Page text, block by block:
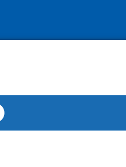
así como su traducción a
permission is prohibited. All